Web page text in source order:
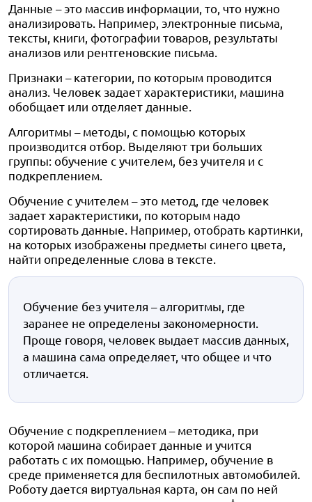
Данные – это массив информации, то, что нужно
анализировать. Например, электронные письма,
тексты, книги, фотографии товаров, результаты
анализов или рентгеновские письма.
Признаки – категории, по которым проводится
анализ. Человек задает характеристики, машина
обобщает или отделяет данные.
Алгоритмы – методы, с помощью которых
производится отбор. Выделяют три больших
группы: обучение с учителем, без учителя и с
подкреплением.
Обучение с учителем – это метод, где человек
задает характеристики, по которым надо
сортировать данные. Например, отобрать картинки,
на которых изображены предметы синего цвета,
найти определенные слова в тексте.
Обучение без учителя – алгоритмы, где
заранее не определены закономерности.
Проще говоря, человек выдает массив данных,
а машина сама определяет, что общее и что
отличается.
Обучение с подкреплением – методика, при
которой машина собирает данные и учится
работать с их помощью. Например, обучение в
среде применяется для беспилотных автомобилей.
Роботу дается виртуальная карта, он сам по ней